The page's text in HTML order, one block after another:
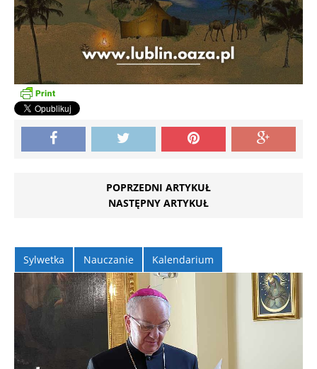
POPRZEDNI ARTYKUŁ
NASTĘPNY ARTYKUŁ
Sylwetka Nauczanie Kalendarium